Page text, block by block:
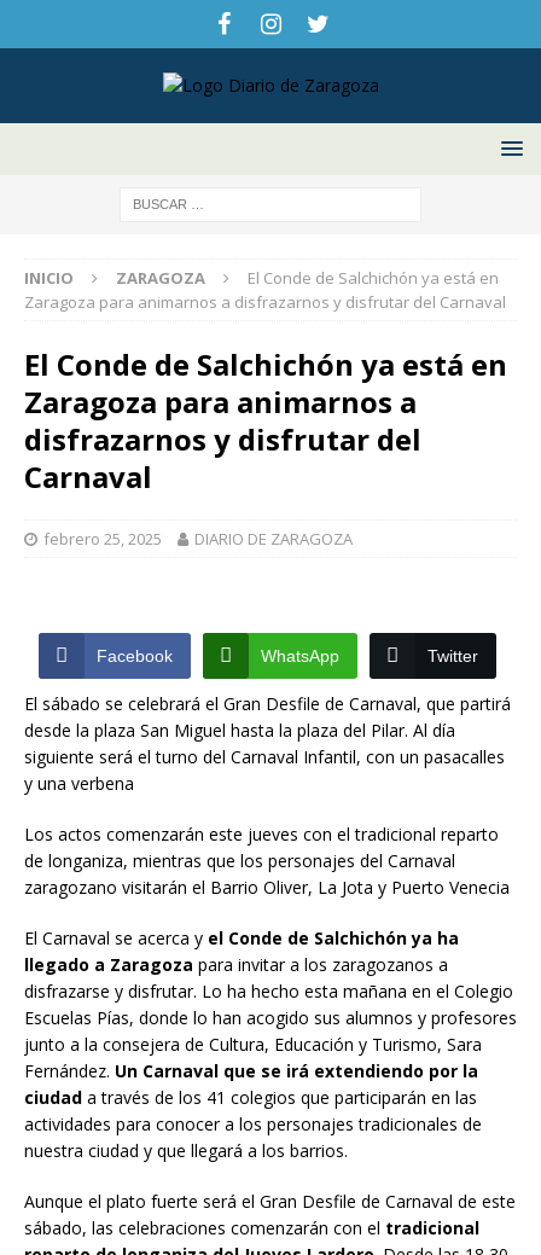
INICIO ZARAGOZA
El Conde de Salchichón ya está en
Zaragoza para animarnos a disfrazarnos y disfrutar del Carnaval
El Conde de Salchichón ya está en
Zaragoza para animarnos a
disfrazarnos y disfrutar del
Carnaval
febrero 25, 2025 DIARIO DE ZARAGOZA
Facebook WhatsApp Twitter
El sábado se celebrará el Gran Desfile de Carnaval, que partirá
desde la plaza San Miguel hasta la plaza del Pilar. Al día
siguiente será el turno del Carnaval Infantil, con un pasacalles
y una verbena
Los actos comenzarán este jueves con el tradicional reparto
de longaniza, mientras que los personajes del Carnaval
zaragozano visitarán el Barrio Oliver, La Jota y Puerto Venecia
C
u
e
r
p
o
d
e
l
El Carnaval se acerca y el Conde de Salchichón ya ha
llegado a Zaragoza para invitar a los zaragozanos a
disfrazarse y disfrutar. Lo ha hecho esta mañana en el Colegio
Escuelas Pías, donde lo han acogido sus alumnos y profesores
junto a la consejera de Cultura, Educación y Turismo, Sara
Fernández. Un Carnaval que se irá extendiendo por la
ciudad a través de los 41 colegios que participarán en las
actividades para conocer a los personajes tradicionales de
nuestra ciudad y que llegará a los barrios.
Aunque el plato fuerte será el Gran Desfile de Carnaval de este
sábado, las celebraciones comenzarán con el tradicional